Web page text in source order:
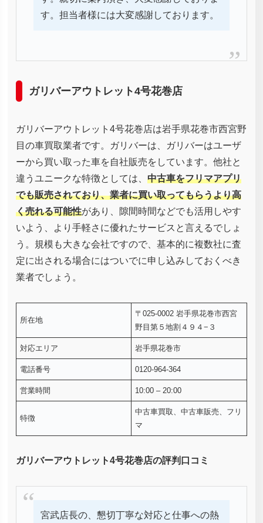
す。担当者様には大変感謝しております。
ガリバーアウトレット4号花巻店
ガリバーアウトレット4号花巻店は岩手県花巻市西宮野
目の車買取業者です。ガリバーは、ガリバーはユーザ
ーから買い取った車を自社販売をしています。他社と
違うユニークな特徴としては、 中古車をフリマアプリ
でも販売されており、業者に買い取ってもらうより高
く売れる可能性があり、隙間時間などでも活用しやす
いよう、より手軽さに優れたサービスと言えるでしょ
う。規模も大きな会社ですので、基本的に複数社に査
定に出される場合にはついでに申し込みしておくべき
業者でしょう。
所在地
〒025-0002 岩手県花巻市西宮
野目第５地割４９４−３
対応エリア 岩手県花巻市
電話番号 0120-964-364
営業時間 10:00 – 20:00
特徴
中古車買取、中古車販売、フリ
マ
ガリバーアウトレット4号花巻店の評判口コミ
宮武店長の、懇切丁寧な対応と仕事への熱